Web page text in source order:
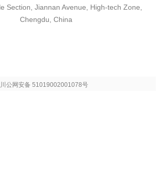
Section, Jiannan Avenue, High-tech Zone,
Chengdu, China
川公网安备 51019002001078号